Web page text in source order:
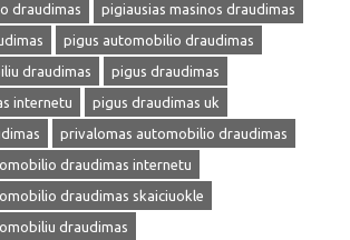
draudimas
pigiausias masinos draudimas
pigus automobilio draudimas
draudimas
pigus draudimas
internetu
pigus draudimas uk
privalomas automobilio draudimas
draudimas internetu
draudimas skaiciuokle
draudimas